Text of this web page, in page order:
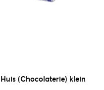
Huis (Chocolaterie) klein